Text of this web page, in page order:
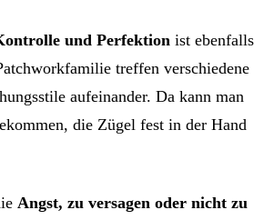
und Perfektion ist ebenfalls
treffen verschiedene
aufeinander. Da kann man
die Zügel fest in der Hand
Angst, zu versagen oder nicht zu